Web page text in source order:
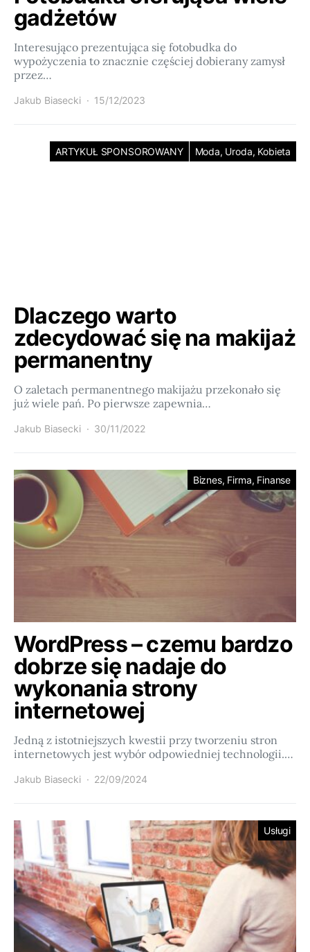
gadżetów
Interesująco prezentująca się fotobudka do
wypożyczenia to znacznie częściej dobierany zamysł
przez…
Jakub Biasecki 15/12/2023
ARTYKUŁ SPONSOROWANY Moda, Uroda, Kobieta
Dlaczego warto
zdecydować się na makijaż
permanentny
O zaletach permanentnego makijażu przekonało się
już wiele pań. Po pierwsze zapewnia…
Jakub Biasecki 30/11/2022
Biznes, Firma, Finanse
WordPress – czemu bardzo
dobrze się nadaje do
wykonania strony
internetowej
Jedną z istotniejszych kwestii przy tworzeniu stron
internetowych jest wybór odpowiedniej technologii.…
Jakub Biasecki 22/09/2024
Usługi